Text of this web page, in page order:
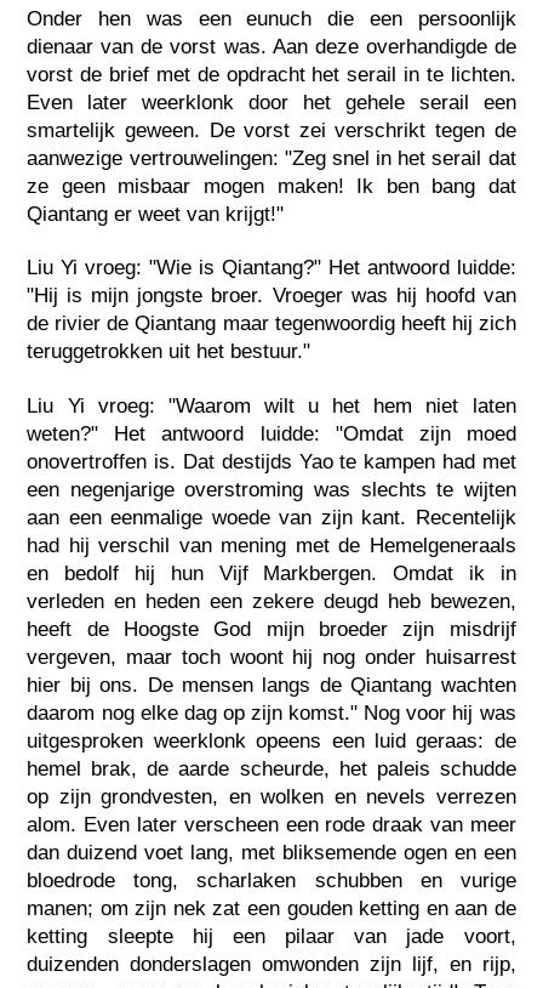
Onder hen was een eunuch die een persoonlijk
dienaar van de vorst was. Aan deze overhandigde de
vorst de brief met de opdracht het serail in te lichten.
Even later weerklonk door het gehele serail een
smartelijk geween. De vorst zei verschrikt tegen de
aanwezige vertrouwelingen: "Zeg snel in het serail dat
ze geen misbaar mogen maken! Ik ben bang dat
Qiantang er weet van krijgt!"
Liu Yi vroeg: "Wie is Qiantang?" Het antwoord luidde:
"Hij is mijn jongste broer. Vroeger was hij hoofd van
de rivier de Qiantang maar tegenwoordig heeft hij zich
teruggetrokken uit het bestuur."
Liu Yi vroeg: "Waarom wilt u het hem niet laten
weten?" Het antwoord luidde: "Omdat zijn moed
onovertroffen is. Dat destijds Yao te kampen had met
een negenjarige overstroming was slechts te wijten
aan een eenmalige woede van zijn kant. Recentelijk
had hij verschil van mening met de Hemelgeneraals
en bedolf hij hun Vijf Markbergen. Omdat ik in
verleden en heden een zekere deugd heb bewezen,
heeft de Hoogste God mijn broeder zijn misdrijf
vergeven, maar toch woont hij nog onder huisarrest
hier bij ons. De mensen langs de Qiantang wachten
daarom nog elke dag op zijn komst." Nog voor hij was
uitgesproken weerklonk opeens een luid geraas: de
hemel brak, de aarde scheurde, het paleis schudde
op zijn grondvesten, en wolken en nevels verrezen
alom. Even later verscheen een rode draak van meer
dan duizend voet lang, met bliksemende ogen en een
bloedrode tong, scharlaken schubben en vurige
manen; om zijn nek zat een gouden ketting en aan de
ketting sleepte hij een pilaar van jade voort,
duizenden donderslagen omwonden zijn lijf, en rijp,